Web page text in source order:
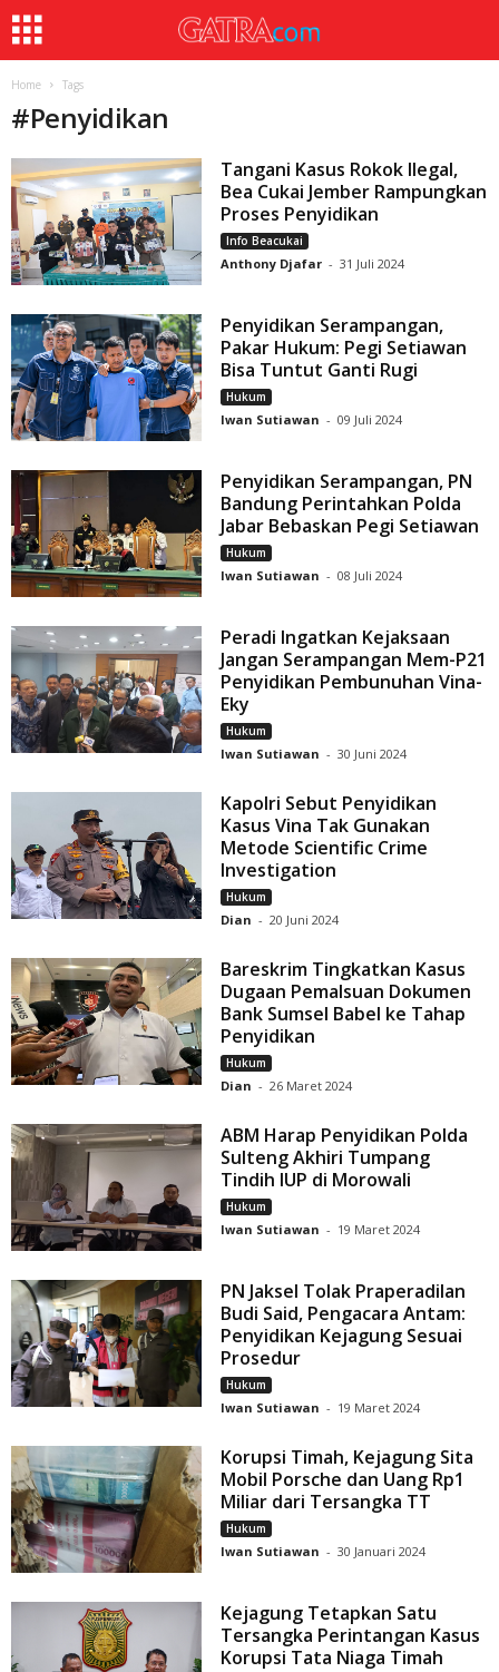
Home Tags
#Penyidikan
Tangani Kasus Rokok Ilegal,
Bea Cukai Jember Rampungkan
Proses Penyidikan
Info Beacukai
Anthony Djafar - 31 Juli 2024
Penyidikan Serampangan,
Pakar Hukum: Pegi Setiawan
Bisa Tuntut Ganti Rugi
Hukum
Iwan Sutiawan - 09 Juli 2024
Penyidikan Serampangan, PN
Bandung Perintahkan Polda
Jabar Bebaskan Pegi Setiawan
Hukum
Iwan Sutiawan - 08 Juli 2024
Peradi Ingatkan Kejaksaan
Jangan Serampangan Mem-P21
Penyidikan Pembunuhan Vina-
Eky
Hukum
Iwan Sutiawan - 30 Juni 2024
Kapolri Sebut Penyidikan
Kasus Vina Tak Gunakan
Metode Scientific Crime
Investigation
Hukum
Dian - 20 Juni 2024
Bareskrim Tingkatkan Kasus
Dugaan Pemalsuan Dokumen
Bank Sumsel Babel ke Tahap
Penyidikan
Hukum
Dian - 26 Maret 2024
ABM Harap Penyidikan Polda
Sulteng Akhiri Tumpang
Tindih IUP di Morowali
Hukum
Iwan Sutiawan - 19 Maret 2024
PN Jaksel Tolak Praperadilan
Budi Said, Pengacara Antam:
Penyidikan Kejagung Sesuai
Prosedur
Hukum
Iwan Sutiawan - 19 Maret 2024
Korupsi Timah, Kejagung Sita
Mobil Porsche dan Uang Rp1
Miliar dari Tersangka TT
Hukum
Iwan Sutiawan - 30 Januari 2024
Kejagung Tetapkan Satu
Tersangka Perintangan Kasus
Korupsi Tata Niaga Timah